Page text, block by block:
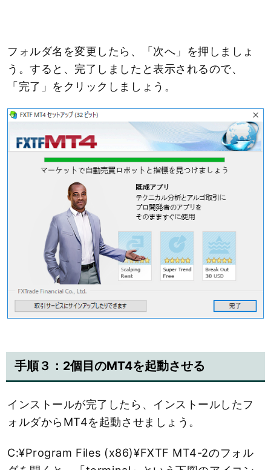
フォルダ名を変更したら、「次へ」を押しましょ
う。すると、完了しましたと表示されるので、
「完了」をクリックしましょう。
手順３：2個目のMT4を起動させる
インストールが完了したら、インストールしたフ
ォルダからMT4を起動させましょう。
C:¥Program Files (x86)¥FXTF MT4-2のフォル